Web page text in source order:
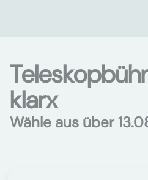
klarx
Wähle aus über